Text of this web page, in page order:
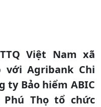
Việt Nam xã
Agribank Chi
ty Bảo hiểm ABIC
Phú Thọ tổ chức